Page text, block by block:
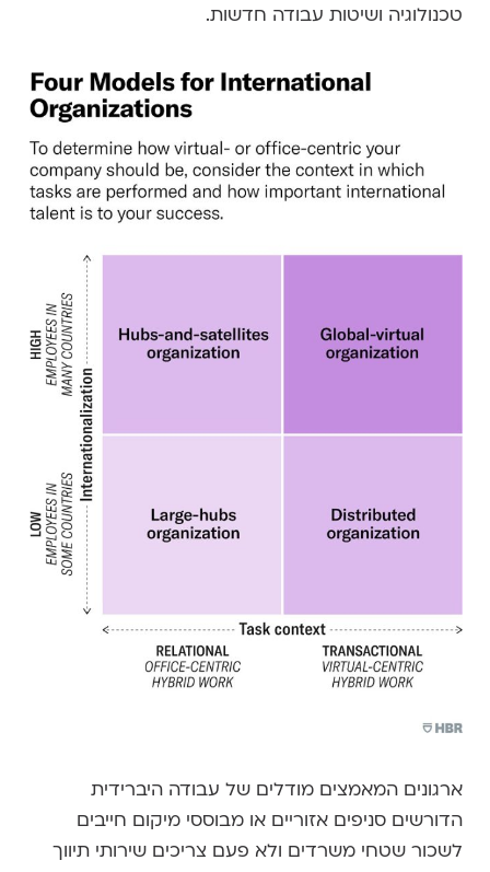
טכנולוגיה ושיטות עבודה חדשות.
ארגונים המאמצים מודלים של עבודה היברידית
הדורשים סניפים אזוריים או מבוססי מיקום חייבים
לשכור שטחי משרדים ולא פעם צריכים שירותי תיווך